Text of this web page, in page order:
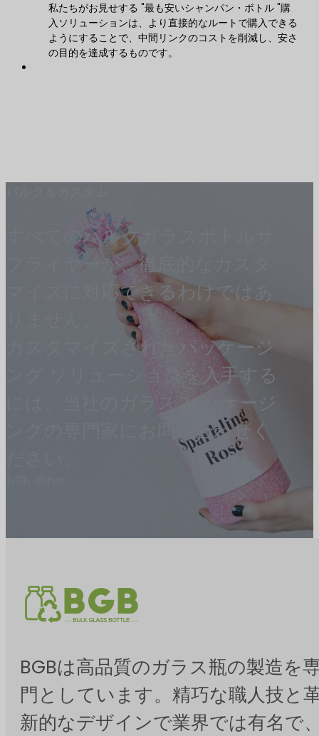
私たちがお見せする "最も安いシャンパン・ボトル "購
入ソリューションは、より直接的なルートで購入できる
ようにすることで、中間リンクのコストを削減し、安さ
の目的を達成するものです。
すべてのバルクガラスボトルサ
プライヤーが、徹底的なカスタ
マイズに対応できるわけではあ
カスタマイズされたパッケージ
ング ソリューションを入手する
には、当社のガラス パッケージ
ングの専門家にお問い合わせく
BGBは高品質のガラス瓶の製造を
門としています。精巧な職人技と
新的なデザインで業界では有名で